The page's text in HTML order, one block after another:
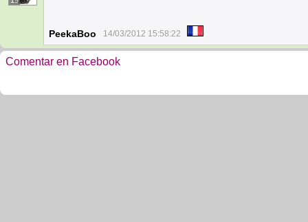
PeekaBoo 14/03/2012 15:58:22
Comentar en Facebook